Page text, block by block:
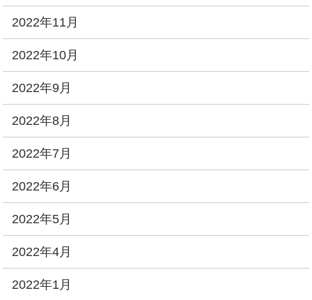
2022年11月
2022年10月
2022年9月
2022年8月
2022年7月
2022年6月
2022年5月
2022年4月
2022年1月